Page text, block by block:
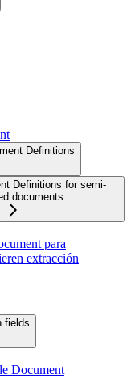
Definitions
Definitions for semi-
documents
para
extracción
fields
Document